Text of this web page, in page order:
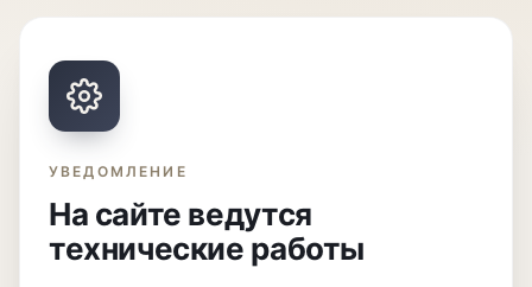
УВЕДОМЛЕНИЕ
На сайте ведутся
технические работы